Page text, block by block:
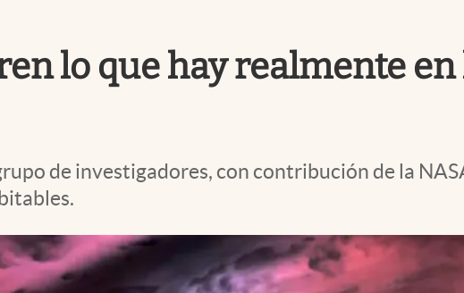
lo que hay realmente en
de investigadores, con contribución de la